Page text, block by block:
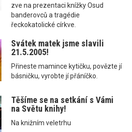
zve na prezentaci knížky Osud
banderovců a tragédie
řeckokatolické církve.
Svátek matek jsme slavili
21.5.2005!
Přineste mamince kytičku, povězte jí
básničku, vyrobte jí přáníčko.
Těšíme se na setkání s Vámi
na Světu knihy!
Na knižním veletrhu